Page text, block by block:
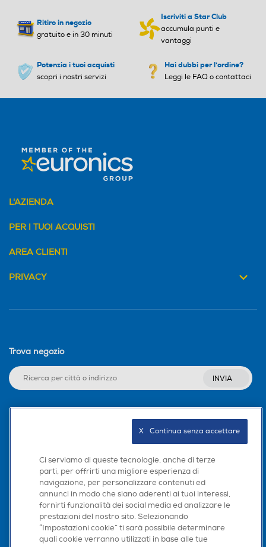
Ritiro in negozio
gratuito e in 30 minuti
Iscriviti a Star Club
accumula punti e
vantaggi
Potenzia i tuoi acquisti
scopri i nostri servizi
Hai dubbi per l'ordine?
Leggi le FAQ o contattaci
L'AZIENDA
PER I TUOI ACQUISTI
AREA CLIENTI
PRIVACY
Trova negozio
INVIA
Scarica la nostra app
Ci serviamo di queste tecnologie, anche di terze
parti, per offrirti una migliore esperienza di
navigazione, per personalizzare contenuti ed
annunci in modo che siano aderenti ai tuoi interessi,
fornirti funzionalità dei social media ed analizzare le
prestazioni del nostro sito. Selezionando
“Impostazioni cookie” ti sarà possibile determinare
quali cookie verranno utilizzati in base alle tue
X   Continua senza accettare